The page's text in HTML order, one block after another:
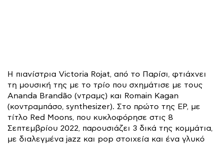
Η πιανίστρια Victoria Rojat, από το Παρίσι, φτιάχνει
τη μουσική της με το τρίο που σχημάτισε με τους
Ananda Brandão (ντραμς) και Romain Kagan
(κοντραμπάσο, synthesizer). Στο πρώτο της EP, με
τίτλο Red Moons, που κυκλοφόρησε στις 8
Σεπτεμβρίου 2022, παρουσιάζει 3 δικά της κομμάτια,
με διαλεγμένα jazz και pop στοιχεία και ένα γλυκό